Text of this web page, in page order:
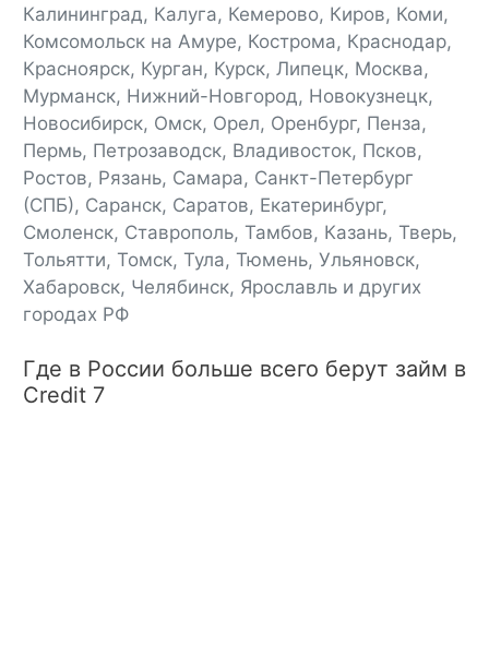
Калининград, Калуга, Кемерово, Киров, Коми,
Комсомольск на Амуре, Кострома, Краснодар,
Красноярск, Курган, Курск, Липецк, Москва,
Мурманск, Нижний-Новгород, Новокузнецк,
Новосибирск, Омск, Орел, Оренбург, Пенза,
Пермь, Петрозаводск, Владивосток, Псков,
Ростов, Рязань, Самара, Санкт-Петербург
(СПБ), Саранск, Саратов, Екатеринбург,
Смоленск, Ставрополь, Тамбов, Казань, Тверь,
Тольятти, Томск, Тула, Тюмень, Ульяновск,
Хабаровск, Челябинск, Ярославль и других
городах РФ
Где в России больше всего берут займ в
Credit 7